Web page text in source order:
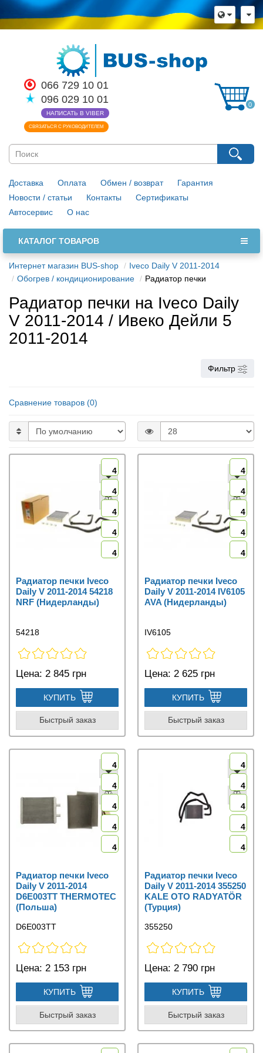
066 729 10 01
096 029 10 01
НАПИСАТЬ В VIBER
СВЯЗАТЬСЯ С РУКОВОДИТЕЛЕМ
0
Доставка Оплата Обмен / возврат
Гарантия
Новости / статьи
Контакты
Сертификаты
Автосервис
О нас
КАТАЛОГ ТОВАРОВ
Интернет магазин BUS-shop
Iveco Daily V 2011-2014
Обогрев / кондиционирование
Радиатор печки
Радиатор печки на Iveco Daily
V 2011-2014 / Ивеко Дейли 5
2011-2014
Фильтр
Сравнение товаров (0)
4
4
4
4
4
Радиатор печки Iveco
Daily V 2011-2014 54218
NRF (Нидерланды)
54218
Цена: 2 845 грн
КУПИТЬ
Быстрый заказ
4
4
4
4
4
Радиатор печки Iveco
Daily V 2011-2014 IV6105
AVA (Нидерланды)
IV6105
Цена: 2 625 грн
КУПИТЬ
Быстрый заказ
4
4
4
4
4
Радиатор печки Iveco
Daily V 2011-2014
D6E003TT THERMOTEC
(Польша)
D6E003TT
Цена: 2 153 грн
КУПИТЬ
Быстрый заказ
4
4
4
4
4
Радиатор печки Iveco
Daily V 2011-2014 355250
KALE OTO RADYATÖR
(Турция)
355250
Цена: 2 790 грн
КУПИТЬ
Быстрый заказ